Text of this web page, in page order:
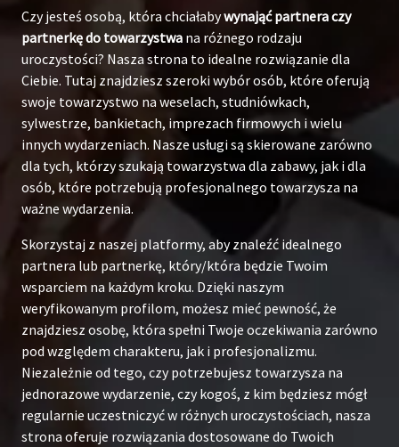
Czy jesteś osobą, która chciałabywynająć partnera czy
partnerkę do towarzystwa na różnego rodzaju
uroczystości? Nasza strona to idealne rozwiązanie dla
Ciebie. Tutaj znajdziesz szeroki wybór osób, które oferują
swoje towarzystwo na weselach, studniówkach,
sylwestrze, bankietach, imprezach firmowych i wielu
innych wydarzeniach. Nasze usługi są skierowane zarówno
dla tych, którzy szukają towarzystwa dla zabawy, jak i dla
osób, które potrzebują profesjonalnego towarzysza na
ważne wydarzenia.
Skorzystaj z naszej platformy, aby znaleźć idealnego
partnera lub partnerkę, który/która będzie Twoim
wsparciem na każdym kroku. Dzięki naszym
weryfikowanym profilom, możesz mieć pewność, że
znajdziesz osobę, która spełni Twoje oczekiwania zarówno
pod względem charakteru, jak i profesjonalizmu.
Niezależnie od tego, czy potrzebujesz towarzysza na
jednorazowe wydarzenie, czy kogoś, z kim będziesz mógł
regularnie uczestniczyć w różnych uroczystościach, nasza
strona oferuje rozwiązania dostosowane do Twoich